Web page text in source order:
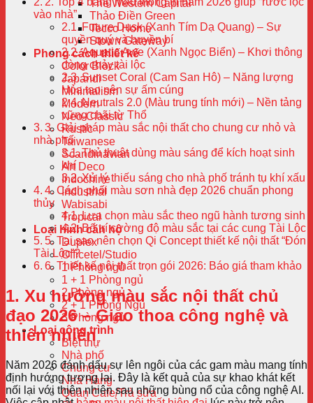
The Western Capital
Thảo Điền Green
Tecco Home
Stown Gateway
Phong cách thiết kế
Color Block
Japandi
Minimalism
Modern
Neo-Classic
Rustic
Taiwanese
Scandinavian
Art Deco
Indochine
Industrial
Wabisabi
Tropical
Loại hình căn hộ
Duplex
Officetel/Studio
1 Phòng ngủ
1 + 1 Phòng ngủ
2 Phòng ngủ
2 + 1 Phòng Ngủ
3 Phòng ngủ
Loại công trình
Biệt thự
Nhà phố
Chung cư
Nhà Hàng
Quán Cafe/Trà sữa
vào nhà”
Future Dusk (Xanh Tím Dạ Quang) – Sự
quyền quý và huyền bí
Aquatic Awe (Xanh Ngọc Biển) – Khơi thông
dòng chảy tài lộc
Sunset Coral (Cam San Hô) – Năng lượng
Hỏa tạo nên sự ấm cúng
Neutrals 2.0 (Màu trung tính mới) – Nền tảng
vững chãi từ Thổ
3. Giải pháp màu sắc nội thất cho chung cư nhỏ và
nhà phố
Thủ thuật dùng màu sáng để kích hoạt sinh
khí
Xử lý thiếu sáng cho nhà phố tránh tụ khí xấu
4. Cách phối màu sơn nhà đẹp 2026 chuẩn phong
thủy
Lựa chọn màu sắc theo ngũ hành tương sinh
Bố trí cường độ màu sắc tại các cung Tài Lộc
5. Tại sao nên chọn Qi Concept thiết kế nội thất “Đón
Tài Lộc”?
6. Thiết kế nội thất trọn gói 2026: Báo giá tham khảo
1. Xu hướng màu sắc nội thất chủ
đạo 2026 – Giao thoa công nghệ và
thiên nhiên
Năm 2026 đánh dấu sự lên ngôi của các gam màu mang tính
định hướng tương lai. Đây là kết quả của sự khao khát kết
nối lại với thiên nhiên sau những bùng nổ của công nghệ AI.